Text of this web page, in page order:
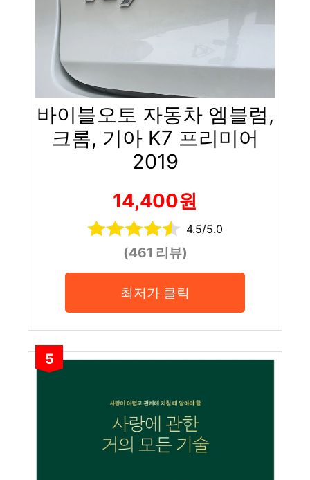
바이블오토 자동차 엠블럼,
크롬, 기아 K7 프리미어
2019
14,400원
4.5/5.0
(461 리뷰)
최저가 클릭
5